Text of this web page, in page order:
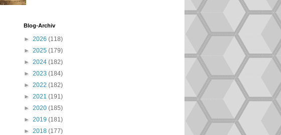
Blog-Archiv
► 2026 (118)
► 2025 (179)
► 2024 (182)
► 2023 (184)
► 2022 (182)
► 2021 (191)
► 2020 (185)
► 2019 (181)
► 2018 (177)